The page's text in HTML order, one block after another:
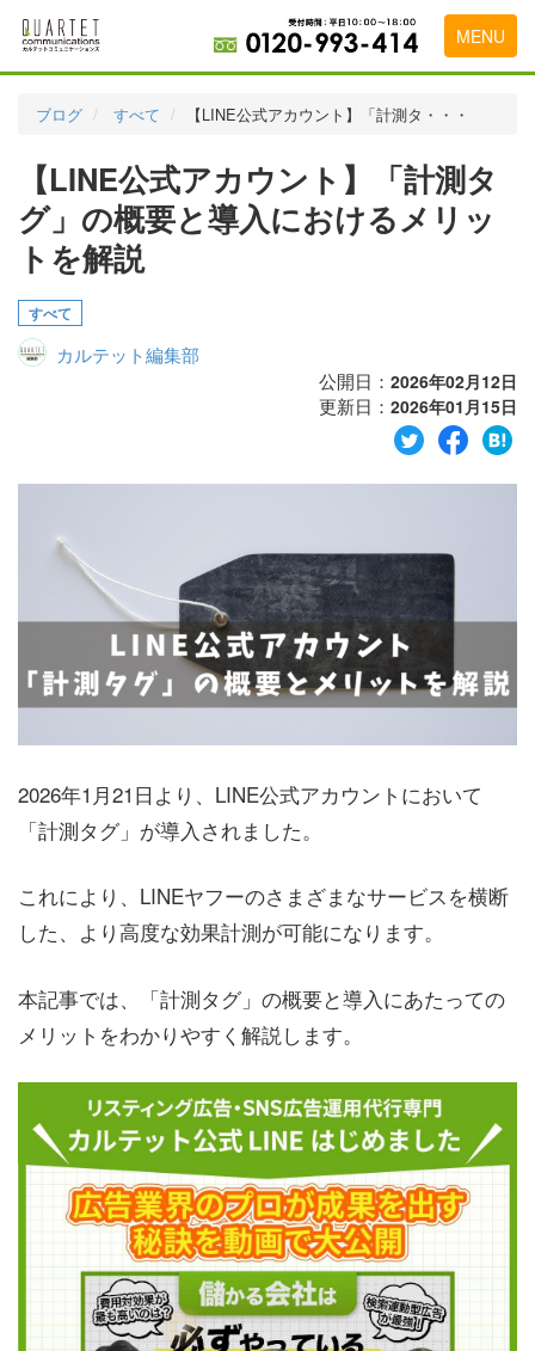
MENU
実績・お客様の声
初めて導入をお考えの方
広告代理店・HP制作会社様へ
お問い合わせ
ブログ すべて 【LINE公式アカウント】「計測タ・・・
【LINE公式アカウント】「計測タ
グ」の概要と導入におけるメリッ
トを解説
すべて
カルテット編集部
公開日： 2026年02月12日
更新日： 2026年01月15日
2026年1月21日より、LINE公式アカウントにおいて
「計測タグ」が導入されました。
これにより、LINEヤフーのさまざまなサービスを横断
した、より高度な効果計測が可能になります。
本記事では、「計測タグ」の概要と導入にあたっての
メリットをわかりやすく解説します。